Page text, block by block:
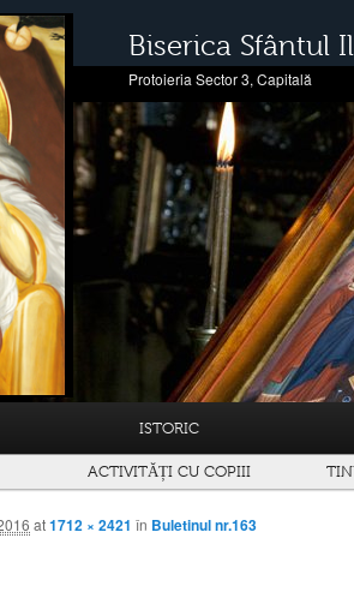
Biserica Sfântul
Protoieria Sector 3, Capitală
ISTORIC
ACTIVITĂȚI CU COPIII
at1712 × 2421 în Buletinul nr.163